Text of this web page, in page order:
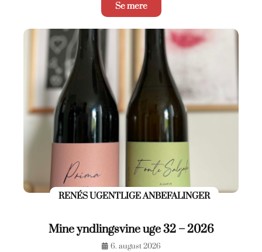
Se mere
RENÉS UGENTLIGE ANBEFALINGER
Mine yndlingsvine uge 32 – 2026
6. august 2026